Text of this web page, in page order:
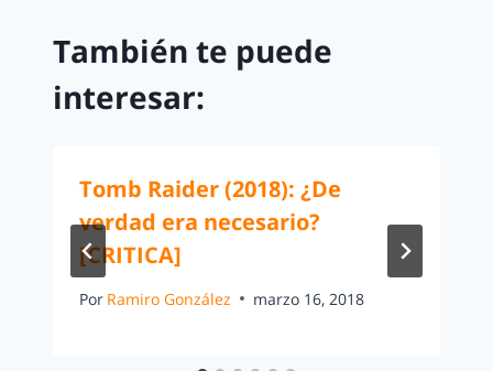
También te puede
interesar:
Tomb Raider (2018): ¿De
verdad era necesario?
[CRITICA]
Por Ramiro González marzo 16, 2018